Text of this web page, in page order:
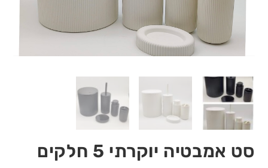
סט אמבטיה יוקרתי 5 חלקים